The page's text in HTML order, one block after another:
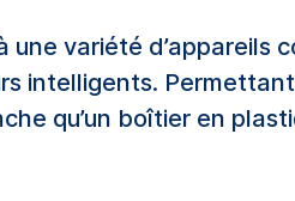
variété
intelligents.
qu’un boîtier en